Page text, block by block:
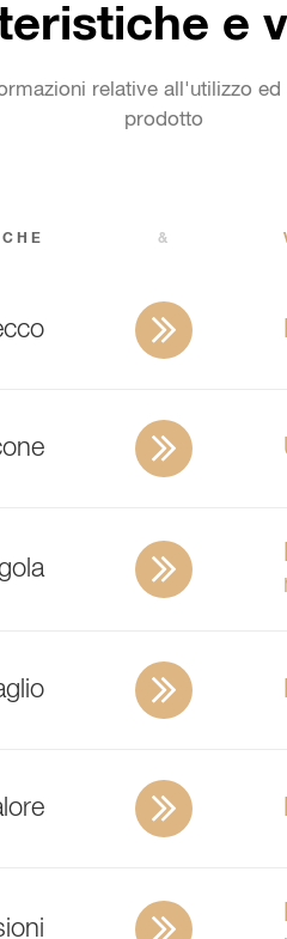
e
relative all'utilizzo
prodotto
&